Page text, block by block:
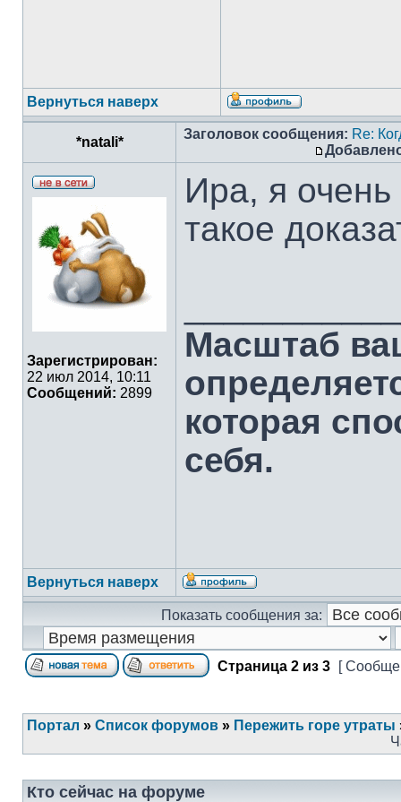
Вернуться наверх
*natali*
Заголовок сообщения: Re:
Зарегистрирован:
22 июл 2014, 10:11
Сообщений: 2899
Ира, я
такое
Масштаб
которая
себя.
Вернуться наверх
Показать сообщения за:
Страница 2 из 3 [
Портал » Список форумов » Пережить горе утраты
Кто сейчас на форуме